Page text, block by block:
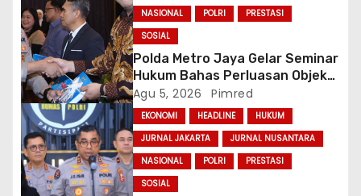
s
NASIONAL
POLRI
PRESTASI
SOSIAL
Polda Metro Jaya Gelar Seminar
Hukum Bahas Perluasan Objek
Praperadilan dalam KUHAP Baru
Agu 5, 2026 Pimred
EKONOMI HEADLINE
HUKUM
JURNAL JAKARTA
JURNAL NUSANTARA
NASIONAL
POLRI
PRESTASI
SOSIAL